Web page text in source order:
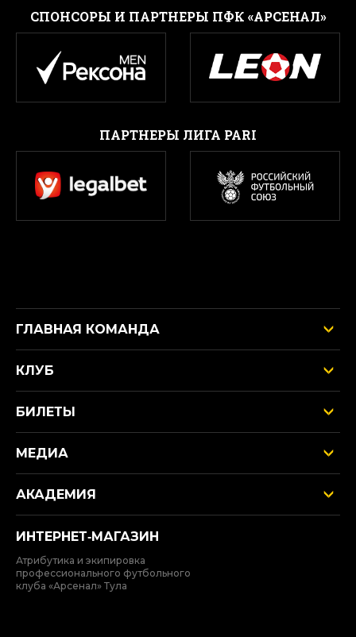
CПОНСОРЫ И ПАРТНЕРЫ ПФК «АРСЕНАЛ»
ПАРТНЕРЫ ЛИГА PARI
ГЛАВНАЯ КОМАНДА
КЛУБ
БИЛЕТЫ
МЕДИА
АКАДЕМИЯ
ИНТЕРНЕТ‑МАГАЗИН
Атрибутика и экипировка
профессионального футбольного
клуба «Арсенал» Тула